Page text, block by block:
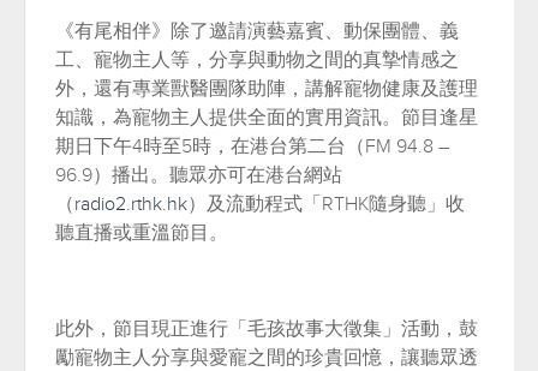
《有尾相伴》除了邀請演藝嘉賓、動保團體、義
工、寵物主人等，分享與動物之間的真摯情感之
外，還有專業獸醫團隊助陣，講解寵物健康及護理
知識，為寵物主人提供全面的實用資訊。節目逢星
期日下午4時至5時，在港台第二台（FM 94.8 –
96.9）播出。聽眾亦可在港台網站
（radio2.rthk.hk）及流動程式「RTHK隨身聽」收
聽直播或重溫節目。
此外，節目現正進行「毛孩故事大徵集」活動，鼓
勵寵物主人分享與愛寵之間的珍貴回憶，讓聽眾透